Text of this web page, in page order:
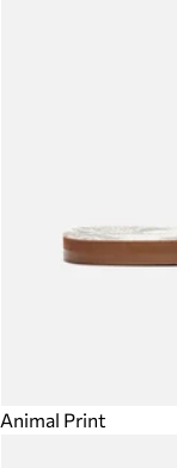
Animal Print